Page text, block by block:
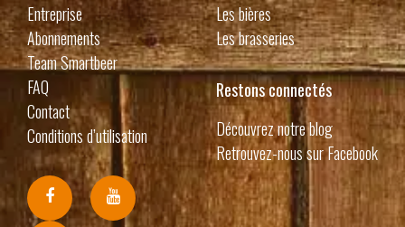
Entreprise
Abonnements
Team Smartbeer
FAQ
Contact
Conditions d’utilisation
Les bières
Les brasseries
Restons connectés
Découvrez notre blog
Retrouvez-nous sur Facebook